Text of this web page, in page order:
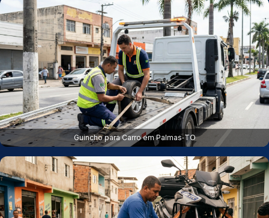
Guincho para Carro em Palmas‑TO